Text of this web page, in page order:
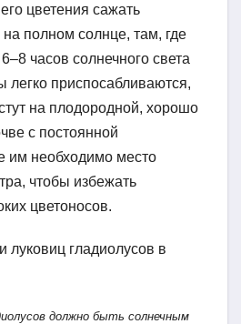
цветения сажать
полном солнце, там, где
часов солнечного света
легко приспосабливаются,
на плодородной, хорошо
с постоянной
им необходимо место
чтобы избежать
цветоносов.
должно быть солнечным